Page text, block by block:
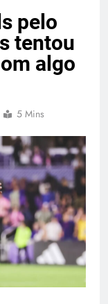
pelo
tentou
algo
5 Mins